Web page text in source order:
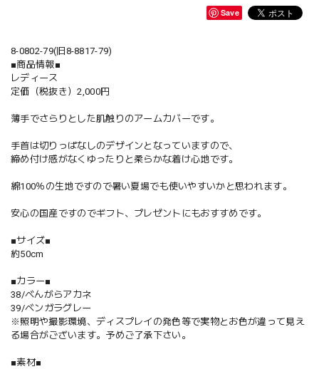
Save
8-0802-79(旧8-8817-79)
■商品情報■
レディース
定価（税抜き）2,000円
薄手でさらりとした肌触りのアームカバーです。
手首は切りっぱなしのデザインとなっていますので、
締め付け感がなくゆったりと柔らかな着け心地です。
綿100％の生地ですので暑い夏場でも使いやすいかと思われます。
安心の国産ですのでギフト、プレゼントにもおすすめです。
■サイズ■
約50cm
■カラー■
38/べんがらアカネ
39/ベンガラグレー
※照明や撮影環境、ディスプレイの発色等で実物とお色が違って見え
る場合がございます。予めご了承下さい。
■素材■